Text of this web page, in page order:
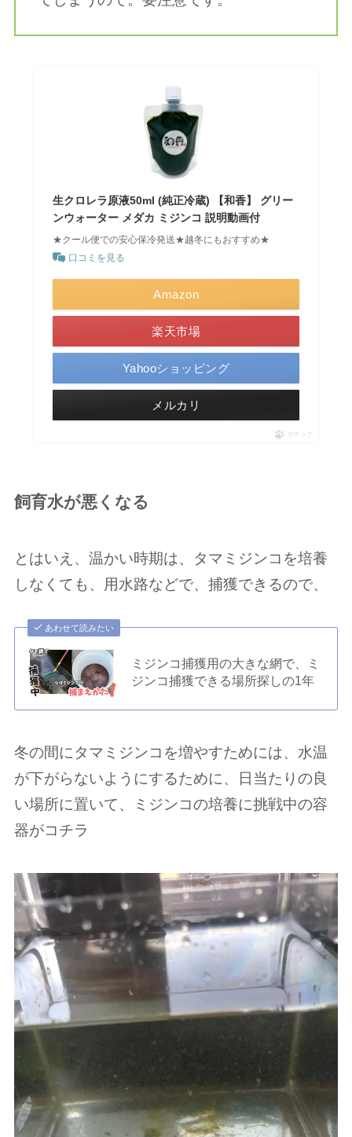
生クロレラ原液50ml (純正冷蔵) 【和香】 グリー
ンウォーター メダカ ミジンコ 説明動画付
★クール便での安心保冷発送★越冬にもおすすめ★
口コミを見る
Amazon
楽天市場
Yahooショッピング
メルカリ
ポチップ
飼育水が悪くなる
とはいえ、温かい時期は、タマミジンコを培養
しなくても、用水路などで、捕獲できるので、
あわせて読みたい
ミジンコ捕獲用の大きな網で、ミ
ジンコ捕獲できる場所探しの1年
冬の間にタマミジンコを増やすためには、水温
が下がらないようにするために、日当たりの良
い場所に置いて、ミジンコの培養に挑戦中の容
器がコチラ